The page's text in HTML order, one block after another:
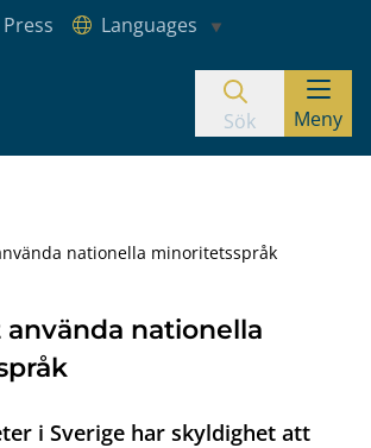
Press
Languages
Sök Meny
nationella minoritetsspråk
nationella
i Sverige har skyldighet att